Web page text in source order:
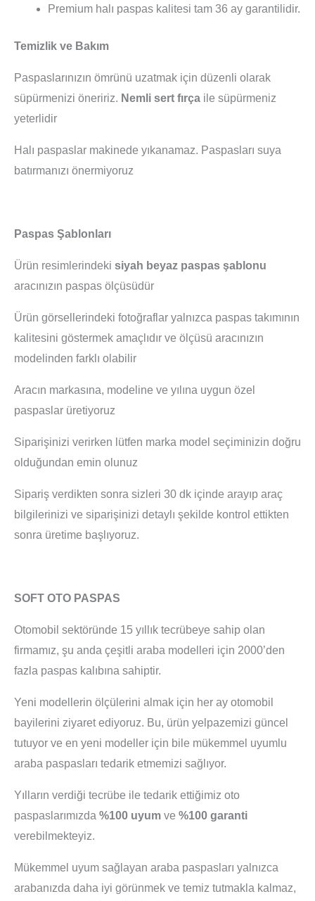
Premium halı paspas kalitesi tam 36 ay garantilidir.
Temizlik ve Bakım
Paspaslarınızın ömrünü uzatmak için düzenli olarak
süpürmenizi öneririz. Nemli sert fırça ile süpürmeniz
yeterlidir
Halı paspaslar makinede yıkanamaz. Paspasları suya
batırmanızı önermiyoruz
Paspas Şablonları
Ürün resimlerindeki siyah beyaz paspas şablonu
aracınızın paspas ölçüsüdür
Ürün görsellerindeki fotoğraflar yalnızca paspas takımının
kalitesini göstermek amaçlıdır ve ölçüsü aracınızın
modelinden farklı olabilir
Aracın markasına, modeline ve yılına uygun özel
paspaslar üretiyoruz
Siparişinizi verirken lütfen marka model seçiminizin doğru
olduğundan emin olunuz
Sipariş verdikten sonra sizleri 30 dk içinde arayıp araç
bilgilerinizi ve siparişinizi detaylı şekilde kontrol ettikten
sonra üretime başlıyoruz.
SOFT OTO PASPAS
Otomobil sektöründe 15 yıllık tecrübeye sahip olan
firmamız, şu anda çeşitli araba modelleri için 2000’den
fazla paspas kalıbına sahiptir.
Yeni modellerin ölçülerini almak için her ay otomobil
bayilerini ziyaret ediyoruz. Bu, ürün yelpazemizi güncel
tutuyor ve en yeni modeller için bile mükemmel uyumlu
araba paspasları tedarik etmemizi sağlıyor.
Yılların verdiği tecrübe ile tedarik ettiğimiz oto
paspaslarımızda %100 uyum ve %100 garanti
verebilmekteyiz.
Mükemmel uyum sağlayan araba paspasları yalnızca
arabanızda daha iyi görünmek ve temiz tutmakla kalmaz,